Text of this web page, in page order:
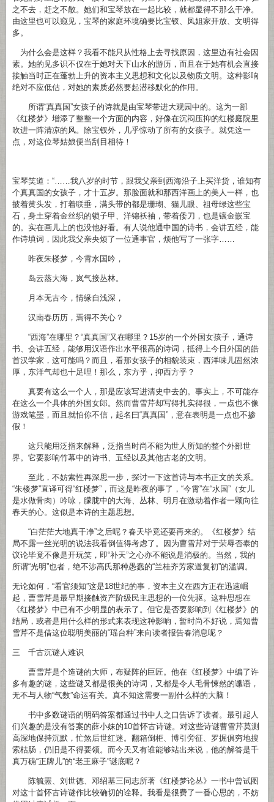
之不去，赶之不散。她们和宝琴放在一起比较，就都显得不那么干净。
由这里也可以窥见，宝琴的家庭环境确要比宝钗、凤姐家开放、文明得
多。
为什么会是这样？我看不能只从性格上去寻找原因，这里边有社会因
素。她的见多识不仅在于她对天下山水的游历，而且在于她有机会直接
接触当时正在蓬勃上升的资本主义思想和文化以及物质文明。这种影响
绝对不应低估，对她的素质必然要起潜移默化的作用。
所谓“真真国”女孩子的诗就是由宝琴带进大观园中的。这为一部
《红楼梦》增添了整整一个方面的内容，好像在沉闷压抑的红楼庭院里
吹进一阵清凉的风。除宝钗外，几乎惊动了所有的女孩子。就凭这一
点，对这位琴姑娘便当刮目相待！
宝琴笑道：“……我八岁的时节，跟我父亲到西海沿子上买洋货，谁知有
个真真国的女孩子，才十五岁。那脸面就和那西洋画上的美人一样，也
披着黄头发，打着联垂，满头带的都是珊瑚、猫儿眼、祖母绿这些宝
石，身土穿着金丝织的锁子甲、洋锦袄袖，带着倭刀，也是镶金嵌宝
的。实在画儿上的也没他好看。有人说他通中国的诗书，会讲五经，能
作诗填词，因此我父亲央烦了一位通事官，烦他写了一张字……
昨夜朱楼梦，今霄水国吟，
岛云蒸大海，岚气接丛林。
月本无古今，情缘自浅深，
汉南春历历，焉得不关心？
“西海”在哪里？“真真国”又在哪里？15岁的一个外国女孩子，通诗
书、会讲五经，能够用汉语作出水平很高的诗词，抵得上今日外国的皓
首汉学家，这可能吗？而且，看那女孩子的相貌装束，西洋味儿固然浓
厚，东洋气却也十足哩！那么，东方乎，抑西方乎？
真要有这么一个人，那是应该写进清史中去的。事实上，不可能存
在这么一个具体的外国女郎。然而曹雪芹却写得扎实得很，一点也不像
游戏笔墨，而且就怕你不信，起名曰“真真国”，意在表明是一点也不掺
假！
这只能用泛指来解释，泛指当时尚不能为世人所知的整个外部世
界。它要影响竹幕中的诗书、五经以及其他古老的文明。
至此，不妨索性再深思一步，探讨一下这首诗与本书正文的关系。
“朱楼梦”直译可得“红楼梦”，而这是昨夜的事了，“今霄”在“水国”（女儿
是水做骨肉）吟咏，朦胧中的大海、丛林、明月在激动着作者一颗向往
春天的心。这似是本诗的主题思想。
“白茫茫大地真干净”之后呢？春天毕竟还要再来的。《红楼梦》结
局不露一丝光明的说法我看倒值得考虑了。因为曹雪芹对于荣辱否泰的
议论毕竟不像是开玩笑，即“补天”之心亦不能说是消极的。当然，我的
所谓“光明”也者，绝不涉高氏那种愚蠢的“兰桂齐芳家道复初”的滥调。
无论如何，“看官须知”这是18世纪的事，资本主义在西方正在迅速崛
起，曹雪芹是最早期接触资产阶级民主思想的一位先驱。这种思想在
《红楼梦》中已有不少明显的表示了。但它是否要影响到《红楼梦》的
结局，或者是用什么样的形式来表现这种影响，暂时尚不好说，焉知曹
雪芹不是借这位聪明美丽的“瑶台种”来向读者报告春消息呢？
三 千古沉谜人难识
曹雪芹是个造谜的大师，布疑阵的巨匠。他在《红楼梦》中编了许
多有趣的谜，这些谜又都是很美的诗词，又都是令人毛骨悚然的谶语，
无不与人物“气数”命运有关。真不知这需要一副什么样的大脑！
书中多数谜语的明码答案都通过书中人之口告诉了读者。最引起人
们兴趣的是没有答案的薛小妹的10首怀古诗谜。对这些诗谜曹雪芹莫测
高深地保持沉默，忙煞后世红迷。翻箱倒柜、博引旁征、罗掘俱穷地搜
索枯肠，仍旧是不得要领。而今天又有谁能够站出来说，他的解答是千
真万确“正牌儿”的“老王麻子”谜底呢？
陈毓罴、刘世德、邓绍基三同志所著《红楼梦论丛》一书中曾试图
对这十首怀古诗谜作比较确切的诠释。我看是很费了一番心思的，不妨